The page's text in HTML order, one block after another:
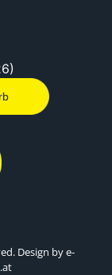
Design by e-